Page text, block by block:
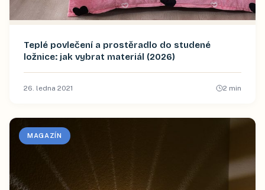
Teplé povlečení a prostěradlo do studené
ložnice: jak vybrat materiál (2026)
26. ledna 2021 2 min
MAGAZÍN